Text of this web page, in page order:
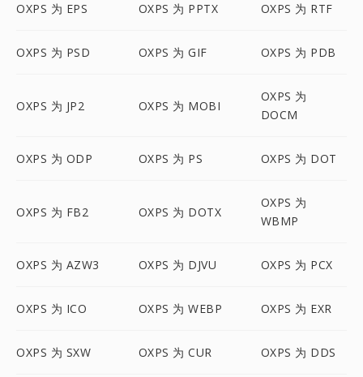
OXPS 为 EPS OXPS 为 PPTX OXPS 为 RTF
OXPS 为 PSD OXPS 为 GIF OXPS 为 PDB
OXPS 为 JP2 OXPS 为 MOBI
OXPS 为
DOCM
OXPS 为 ODP OXPS 为 PS OXPS 为 DOT
OXPS 为 FB2 OXPS 为 DOTX
OXPS 为
WBMP
OXPS 为 AZW3 OXPS 为 DJVU OXPS 为 PCX
OXPS 为 ICO OXPS 为 WEBP OXPS 为 EXR
OXPS 为 SXW OXPS 为 CUR OXPS 为 DDS